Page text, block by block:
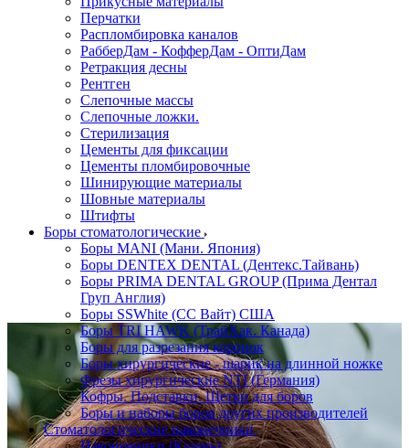
Перчатки
Распломбировка каналов
РабберДам - КофферДам - ОптиДам
Ретракция десны
Рентген
Слепочные массы
Слепочные ложки.
Стерилизация
Цементы для фиксации
Цементы пломбировочные
Шинирующие материалы
Шовные материалы
Штифты
Боры стоматологические
Боры MANI (Мани. Япония)
Боры DENTEX DENTAL (Дентекс.Тайвань)
Боры PRIMA DENTAL GROUP (Прима Дентал
Груп Англия)
Боры SSWhite (СС Вайт) США
Боры TRI HAWK (ТрайХак. Канада)
Боры для разрезания коронок
Боры хирургические - шарик на длинной ножке
Фрезы хирургические NTI (Германия)
Кофры. Подставки. Щетки для боров
Боры и наборы боров других производителей
Стоматологические наконечники